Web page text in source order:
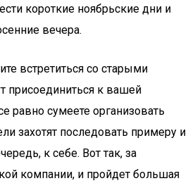
короткие ноябрьские дни и
вечера.
встретиться со старыми
присоединиться к вашей
равно сумеете организовать
захотят последовать примеру и
к себе. Вот так, за
компании, и пройдет большая